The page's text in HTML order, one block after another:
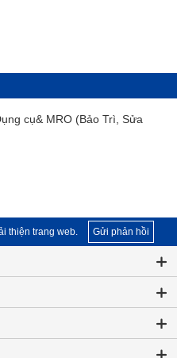
cụ& MRO (Bảo Trì, Sửa
thiện trang web. Gửi phản hồi